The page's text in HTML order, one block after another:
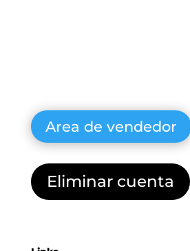
Area de vendedor
Eliminar cuenta